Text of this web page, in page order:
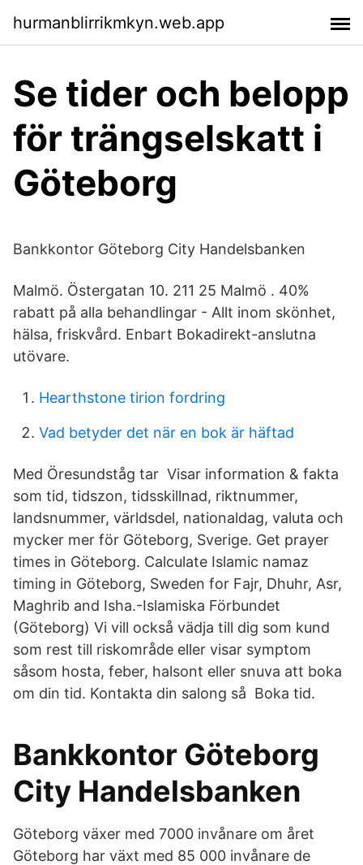
hurmanblirrikmkyn.web.app
Se tider och belopp
för trängselskatt i
Göteborg
Bankkontor Göteborg City Handelsbanken
Malmö. Östergatan 10. 211 25 Malmö . 40%
rabatt på alla behandlingar - Allt inom skönhet,
hälsa, friskvård. Enbart Bokadirekt-anslutna
utövare.
Hearthstone tirion fordring
Vad betyder det när en bok är häftad
Med Öresundståg tar Visar information & fakta
som tid, tidszon, tidsskillnad, riktnummer,
landsnummer, världsdel, nationaldag, valuta och
mycker mer för Göteborg, Sverige. Get prayer
times in Göteborg. Calculate Islamic namaz
timing in Göteborg, Sweden for Fajr, Dhuhr, Asr,
Maghrib and Isha.-Islamiska Förbundet
(Göteborg) Vi vill också vädja till dig som kund
som rest till riskområde eller visar symptom
såsom hosta, feber, halsont eller snuva att boka
om din tid. Kontakta din salong så Boka tid.
Bankkontor Göteborg
City Handelsbanken
Göteborg växer med 7000 invånare om året
Göteborg har växt med 85 000 invånare de